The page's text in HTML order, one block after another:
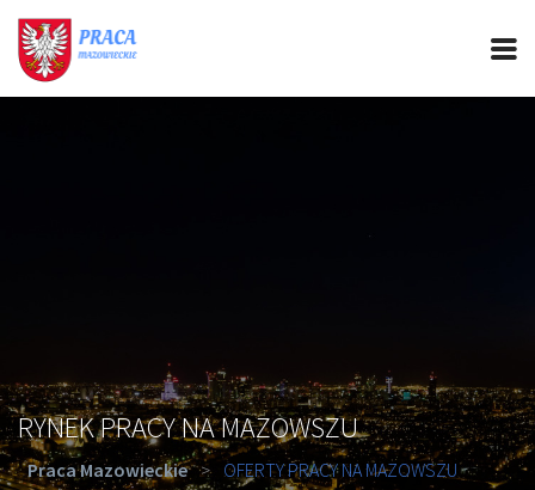
RYNEK PRACY NA MAZOWSZU
Praca Mazowieckie > OFERTY PRACY NA MAZOWSZU